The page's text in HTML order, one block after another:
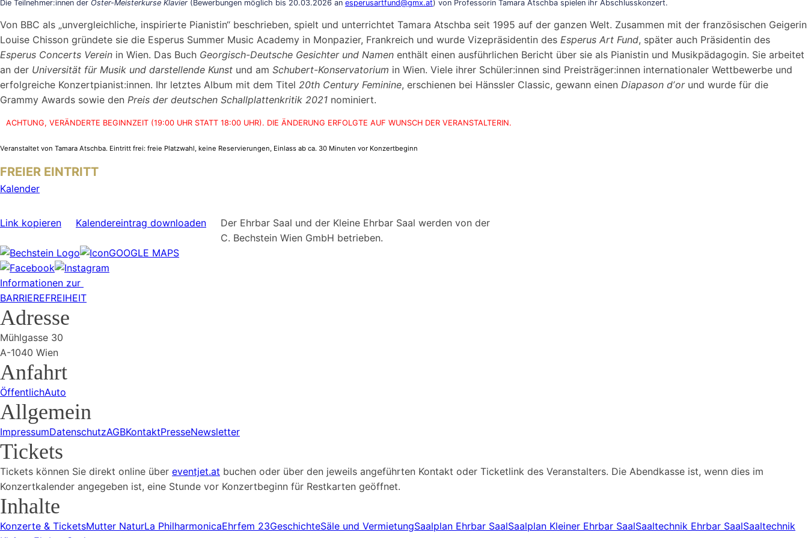
Die Teilnehmer:innen der Oster-Meisterkurse Klavier (Bewerbungen möglich bis 20.03.2026 an esperusartfund@gmx.at) von Professorin Tamara Atschba spielen ihr Abschlusskonzert.
Von BBC als „unvergleichliche, inspirierte Pianistin“ beschrieben, spielt und unterrichtet Tamara Atschba seit 1995 auf der ganzen Welt. Zusammen mit der französischen Geigerin
Louise Chisson gründete sie die Esperus Summer Music Academy in Monpazier, Frankreich und wurde Vizepräsidentin des Esperus Art Fund, später auch Präsidentin des
Esperus Concerts Verein in Wien. Das Buch Georgisch-Deutsche Gesichter und Namen enthält einen ausführlichen Bericht über sie als Pianistin und Musikpädagogin. Sie arbeitet
an der Universität für Musik und darstellende Kunst und am Schubert-Konservatorium in Wien. Viele ihrer Schüler:innen sind Preisträger:innen internationaler Wettbewerbe und
erfolgreiche Konzertpianist:innen. Ihr letztes Album mit dem Titel 20th Century Feminine, erschienen bei Hänssler Classic, gewann einen Diapason dʼorund wurde für die
Grammy Awards sowie den Preis der deutschen Schallplattenkritik 2021 nominiert.
ACHTUNG, VERÄNDERTE BEGINNZEIT (19:00 UHR STATT 18:00 UHR). DIE ÄNDERUNG ERFOLGTE AUF WUNSCH DER VERANSTALTERIN.
Veranstaltet von Tamara Atschba. Eintritt frei: freie Platzwahl, keine Reservierungen, Einlass ab ca. 30 Minuten vor Konzertbeginn
FREIER EINTRITT
Kalender
Link kopieren Kalendereintrag downloaden
Der Ehrbar Saal und der Kleine Ehrbar Saal werden von der
C. Bechstein Wien GmbH betrieben.
GOOGLE MAPS
Informationen zur
BARRIEREFREIHEIT
Adresse
Mühlgasse 30
A-1040 Wien
Anfahrt
ÖffentlichAuto
Allgemein
ImpressumDatenschutzAGBKontaktPresseNewsletter
Tickets
Tickets können Sie direkt online über eventjet.at buchen oder über den jeweils angeführten Kontakt oder Ticketlink des Veranstalters. Die Abendkasse ist, wenn dies im
Konzertkalender angegeben ist, eine Stunde vor Konzertbeginn für Restkarten geöffnet.
Inhalte
Konzerte & TicketsMutter NaturLa PhilharmonicaEhrfem 23GeschichteSäle und VermietungSaalplan Ehrbar SaalSaalplan Kleiner Ehrbar SaalSaaltechnik Ehrbar SaalSaaltechnik